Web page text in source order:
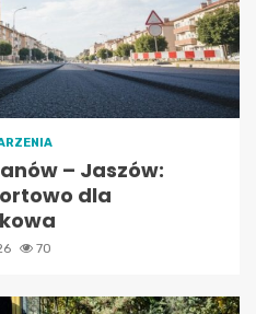
– Jaszów:
dla
70